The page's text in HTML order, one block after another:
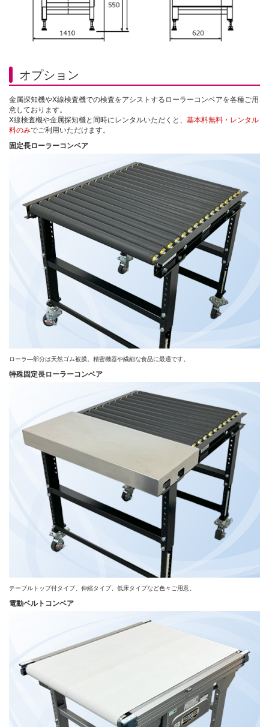
オプション
金属探知機やX線検査機での検査をアシストするローラーコンベアを各種ご用
意しております。
X線検査機や金属探知機と同時にレンタルいただくと、 基本料無料・レンタル
料のみでご利用いただけます。
固定長ローラーコンベア
ローラ―部分は天然ゴム被膜。精密機器や繊細な食品に最適です。
特殊固定長ローラーコンベア
テーブルトップ付タイプ、伸縮タイプ、低床タイプなど色々ご用意。
電動ベルトコンベア